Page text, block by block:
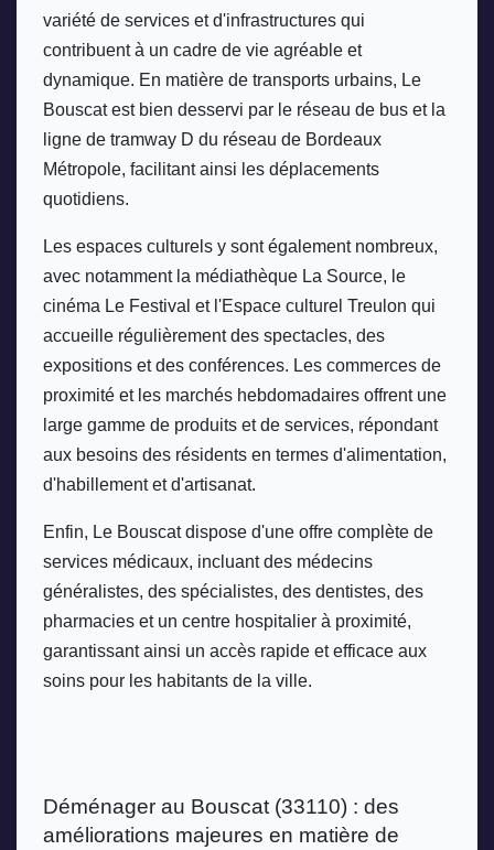
variété de services et d'infrastructures qui
contribuent à un cadre de vie agréable et
dynamique. En matière de transports urbains, Le
Bouscat est bien desservi par le réseau de bus et la
ligne de tramway D du réseau de Bordeaux
Métropole, facilitant ainsi les déplacements
quotidiens.
Les espaces culturels y sont également nombreux,
avec notamment la médiathèque La Source, le
cinéma Le Festival et l'Espace culturel Treulon qui
accueille régulièrement des spectacles, des
expositions et des conférences. Les commerces de
proximité et les marchés hebdomadaires offrent une
large gamme de produits et de services, répondant
aux besoins des résidents en termes d'alimentation,
d'habillement et d'artisanat.
Enfin, Le Bouscat dispose d'une offre complète de
services médicaux, incluant des médecins
généralistes, des spécialistes, des dentistes, des
pharmacies et un centre hospitalier à proximité,
garantissant ainsi un accès rapide et efficace aux
soins pour les habitants de la ville.
Déménager au Bouscat (33110) : des
améliorations majeures en matière de